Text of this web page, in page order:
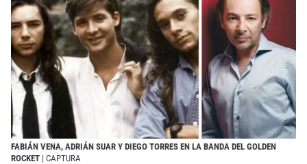
FABIÁN VENA, ADRIÁN SUAR Y DIEGO TORRES EN LA BANDA DEL GOLDEN
ROCKET | CAPTURA